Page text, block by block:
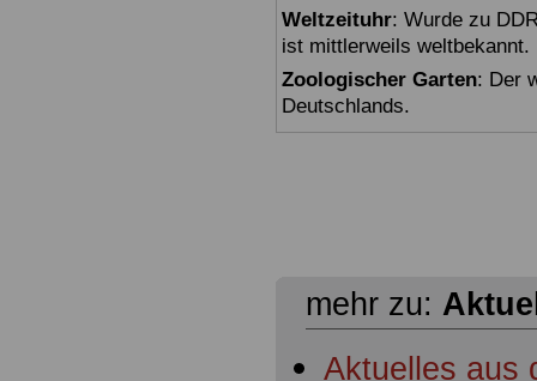
Weltzeituhr: Wurde zu
ist mittlerweils weltbekannt.
Zoologischer Garten: Der
Deutschlands.
mehr zu:
Aktuelles aus